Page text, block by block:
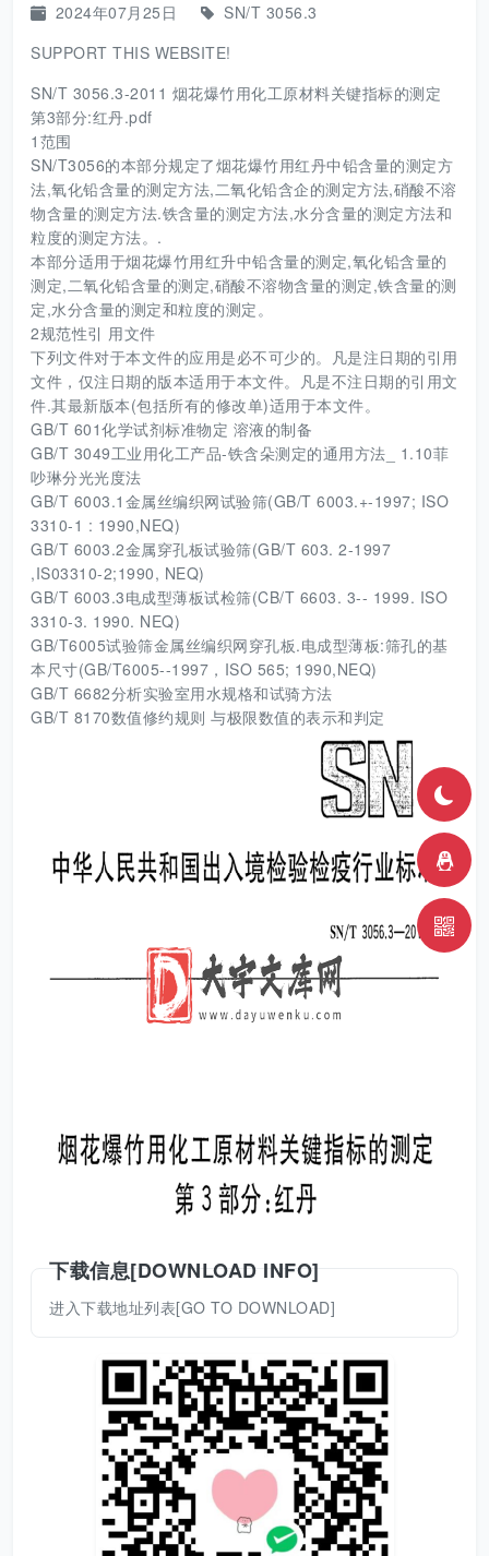
2024年07月25日
SN/T 3056.3
SUPPORT THIS WEBSITE!
SN/T 3056.3-2011 烟花爆竹用化工原材料关键指标的测定
第3部分:红丹.pdf
1范围
SN/T3056的本部分规定了烟花爆竹用红丹中铅含量的测定方
法,氧化铅含量的测定方法,二氧化铅含企的测定方法,硝酸不溶
物含量的测定方法.铁含量的测定方法,水分含量的测定方法和
粒度的测定方法。.
本部分适用于烟花爆竹用红升中铅含量的测定,氧化铅含量的
测定,二氧化铅含量的测定,硝酸不溶物含量的测定,铁含量的测
定,水分含量的测定和粒度的测定。
2规范性引 用文件
下列文件对于本文件的应用是必不可少的。凡是注日期的引用
文件，仅注日期的版本适用于本文件。凡是不注日期的引用文
件.其最新版本(包括所有的修改单)适用于本文件。
GB/T 601化学试剂标准物定 溶液的制备
GB/T 3049工业用化工产品-铁含朵测定的通用方法_ 1.10菲
吵琳分光光度法
GB/T 6003.1金属丝编织网试验筛(GB/T 6003.+-1997; ISO
3310-1 : 1990,NEQ)
GB/T 6003.2金属穿孔板试验筛(GB/T 603. 2-1997
,IS03310-2;1990, NEQ)
GB/T 6003.3电成型薄板试检筛(CB/T 6603. 3-- 1999. ISO
3310-3. 1990. NEQ)
GB/T6005试验筛金属丝编织网穿孔板.电成型薄板:筛孔的基
本尺寸(GB/T6005--1997，ISO 565; 1990,NEQ)
GB/T 6682分析实验室用水规格和试骑方法
GB/T 8170数值修约规则 与极限数值的表示和判定
下载信息[DOWNLOAD INFO]
进入下载地址列表[GO TO DOWNLOAD]